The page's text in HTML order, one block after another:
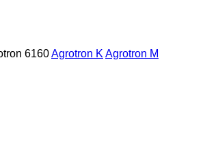
6160Agrotron K Agrotron M